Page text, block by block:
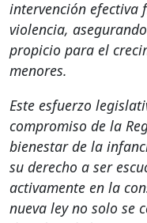
intervención efectiva
violencia,
propicio para el
menores.
Este esfuerzo
compromiso de la
bienestar de la
su derecho a ser
activamente en la
nueva ley no solo se